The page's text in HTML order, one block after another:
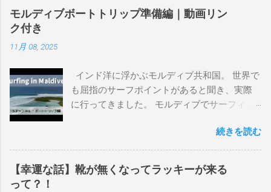
譲って、手元に無いのがほとんどだけど。 色
んなサーフボードに乗って、サーフィンの世
ーメイドビーチ 最もロングライドしてきたポ
イント スナッパー、レインボーベイ、グリ
ーンマウント、クーリービーチ、キラ、レノ
狙っているポイント バーレー、キラ、レイ
ンボーベイ、クーリービーチ 絶対に入りたい
ポイント ベルズビーチ、グレートオーシャ
モルディブボートトリップ準備編｜動画リン
ク付き
11月 08, 2025
インド洋に浮かぶモルディブ共和国。 世界で
も屈指のサーフポイントがあると聞き、実際
に行ってきました。 モルディブでサーフィン
テルやリゾートに滞在して目の前のブレイク
を独占するスタイル。もうひとつが、複数の
ポイントを巡る「ボートトリップ」です。 今
回はそのボートトリップで、時間と空間の贅
続きを読む
【幸運な話】靴が無くなってラッキーが来る
って？！